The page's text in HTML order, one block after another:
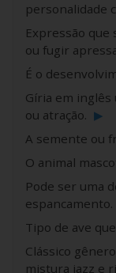
personalidade
Expressão
ou fugir
É o
Gíria em
ou atração. ▶
A semente ou
O animal
Pode ser uma
espancamento.
Tipo de ave
Clássico
mistura jazz e